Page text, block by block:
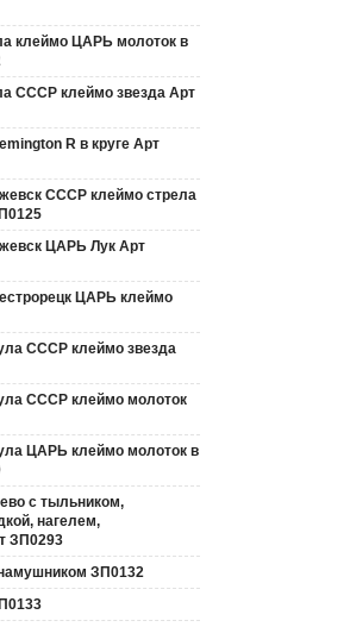
клеймо ЦАРЬ молоток в
СССР клеймо звезда Арт
R в круге Арт
СССР клеймо стрела
ЦАРЬ Лук Арт
ЦАРЬ клеймо
СССР клеймо звезда
СССР клеймо молоток
ЦАРЬ клеймо молоток в
с тыльником,
нагелем,
ЗП0293
ЗП0132